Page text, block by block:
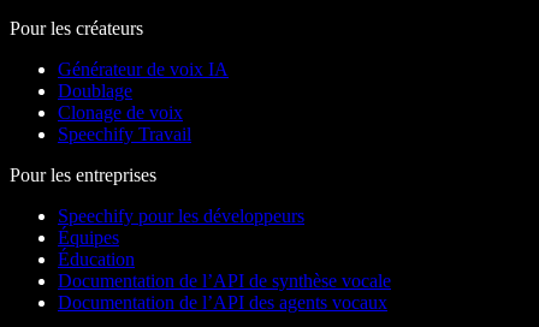
Pour les créateurs
Générateur de voix IA
Doublage
Clonage de voix
Speechify Travail
Pour les entreprises
Speechify pour les développeurs
Équipes
Éducation
Documentation de l’API de synthèse vocale
Documentation de l’API des agents vocaux